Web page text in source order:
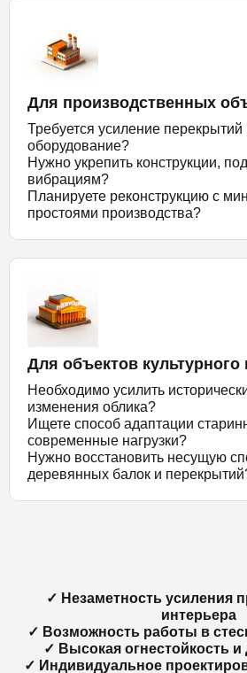
Для производственных
Требуется усиление
оборудование?
Нужно укрепить конструкции,
вибрациям?
Планируете реконструкцию с
простоями производства?
Для объектов культурного
Необходимо усилить
изменения облика?
Ищете способ адаптации
современные нагрузки?
Нужно восстановить несущую
деревянных балок и
✓ Незаметность усиления
интерьера
✓ Возможность работы в
✓ Высокая огнестойкость и
✓ Индивидуальное